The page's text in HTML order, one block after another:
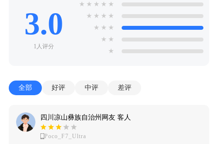
3.0
1人评分
★ ★ ★ ★ ★
★ ★ ★ ★
★ ★ ★
★ ★
★
全部 好评 中评 差评
四川凉山彝族自治州网友 客人
Poco_F7_Ultra